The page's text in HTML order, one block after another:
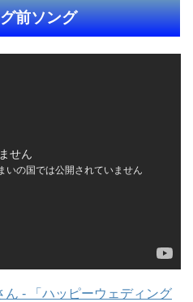
前ソング
ん - 「ハッピーウェディング